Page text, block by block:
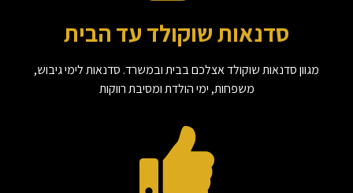
סדנאות שוקולד עד הבית
מגוון סדנאות שוקולד אצלכם בבית ובמשרד. סדנאות לימי גיבוש,
משפחות, ימי הולדת ומסיבת רווקות